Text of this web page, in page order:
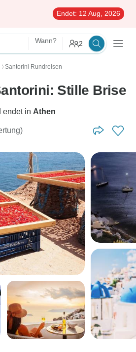
Endet: 12 Aug, 2026
Wann? 2
〉 Santorini Rundreisen
Stille Brise
endet in Athen